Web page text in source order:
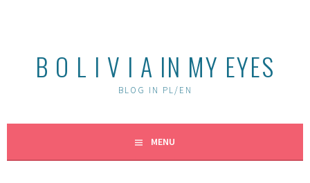
B O L I V I A IN MY EYES
BLOG IN PL/EN
MENU